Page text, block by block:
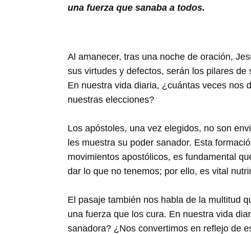
una fuerza que sanaba a todos.
Al amanecer, tras una noche de oración,
sus virtudes y defectos, serán los pilares
En nuestra vida diaria, ¿cuántas veces nos
nuestras elecciones?
Los apóstoles, una vez elegidos, no son
les muestra su poder sanador. Esta
movimientos apostólicos, es fundamental
dar lo que no tenemos; por ello, es vital
El pasaje también nos habla de la multitud
una fuerza que los cura. En nuestra vida
sanadora? ¿Nos convertimos en reflejo de